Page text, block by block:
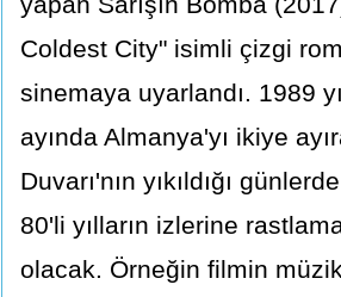
Coldest City" isimli çizgi
sinemaya uyarlandı. 1989
ayında Almanya'yı ikiye
Duvarı'nın yıkıldığı
80'li yılların izlerine
olacak. Örneğin filmin